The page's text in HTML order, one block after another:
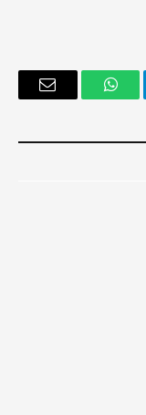
واتساب
البريد